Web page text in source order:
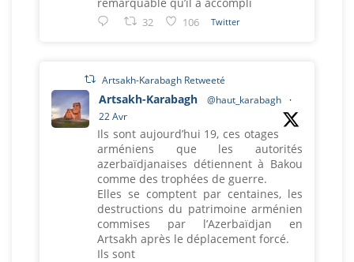
32 106 Twitter
Artsakh-Karabagh Retweeté
Artsakh-Karabagh @haut_karabagh
·
22 Avr
Ils sont aujourd’hui 19, ces otages
arméniens que les autorités
azerbaïdjanaises détiennent à Bakou
comme des trophées de guerre.
Elles se comptent par centaines, les
destructions du patrimoine arménien
commises par l’Azerbaïdjan en
Artsakh après le déplacement forcé.
Ils sont